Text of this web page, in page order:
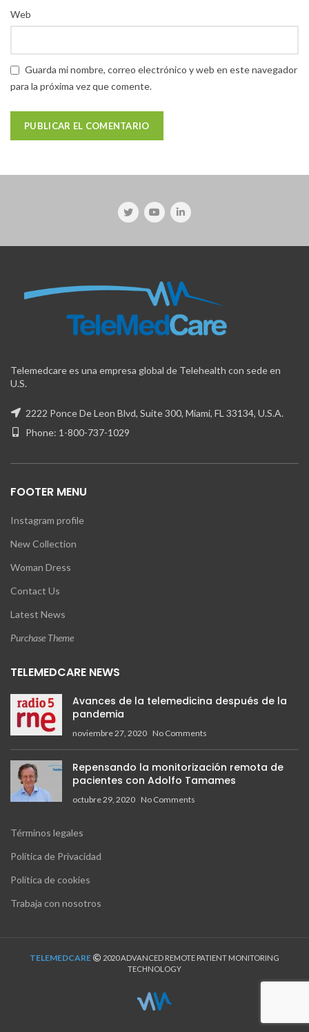
Web
Guarda mi nombre, correo electrónico y web en este navegador
para la próxima vez que comente.
Telemedcare es una empresa global de Telehealth con sede en
U.S.
2222 Ponce De Leon Blvd, Suite 300, Miami, FL 33134, U.S.A.
Phone: 1-800-737-1029
FOOTER MENU
Instagram profile
New Collection
Woman Dress
Contact Us
Latest News
Purchase Theme
TELEMEDCARE NEWS
Avances de la telemedicina después de la
pandemia
noviembre 27, 2020 No Comments
Repensando la monitorización remota de
pacientes con Adolfo Tamames
octubre 29, 2020 No Comments
Términos legales
Política de Privacidad
Política de cookies
Trabaja con nosotros
TELEMEDCARE
2020 ADVANCED REMOTE PATIENT MONITORING
TECHNOLOGY